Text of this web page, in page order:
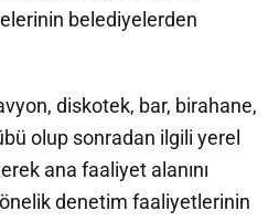
belediyelerden
diskotek, bar, birahane,
olup sonradan ilgili yerel
ana faaliyet alanını
denetim faaliyetlerinin